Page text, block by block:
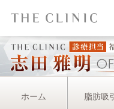
ホーム 脂肪吸引